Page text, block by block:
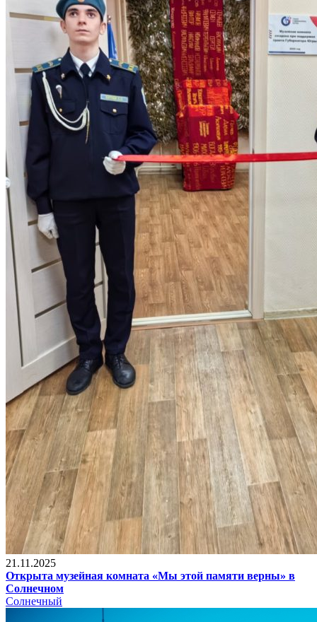
21.11.2025
Открыта музейная комната «Мы этой памяти верны» в
Солнечном
Солнечный